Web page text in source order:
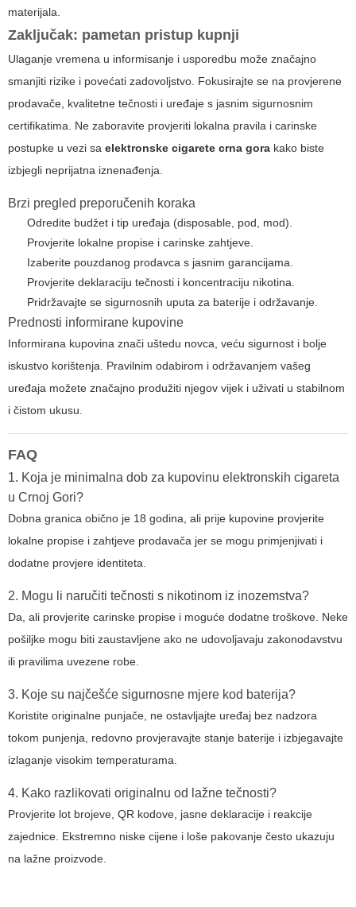
materijala.
Zaključak: pametan pristup kupnji
Ulaganje vremena u informisanje i usporedbu može značajno
smanjiti rizike i povećati zadovoljstvo. Fokusirajte se na provjerene
prodavače, kvalitetne tečnosti i uređaje s jasnim sigurnosnim
certifikatima. Ne zaboravite provjeriti lokalna pravila i carinske
postupke u vezi sa elektronske cigarete crna gora kako biste
izbjegli neprijatna iznenađenja.
Brzi pregled preporučenih koraka
Odredite budžet i tip uređaja (disposable, pod, mod).
Provjerite lokalne propise i carinske zahtjeve.
Izaberite pouzdanog prodavca s jasnim garancijama.
Provjerite deklaraciju tečnosti i koncentraciju nikotina.
Pridržavajte se sigurnosnih uputa za baterije i održavanje.
Prednosti informirane kupovine
Informirana kupovina znači uštedu novca, veću sigurnost i bolje
iskustvo korištenja. Pravilnim odabirom i održavanjem vašeg
uređaja možete značajno produžiti njegov vijek i uživati u stabilnom
i čistom ukusu.
FAQ
1. Koja je minimalna dob za kupovinu elektronskih cigareta
u Crnoj Gori?
Dobna granica obično je 18 godina, ali prije kupovine provjerite
lokalne propise i zahtjeve prodavača jer se mogu primjenjivati i
dodatne provjere identiteta.
2. Mogu li naručiti tečnosti s nikotinom iz inozemstva?
Da, ali provjerite carinske propise i moguće dodatne troškove. Neke
pošiljke mogu biti zaustavljene ako ne udovoljavaju zakonodavstvu
ili pravilima uvezene robe.
3. Koje su najčešće sigurnosne mjere kod baterija?
Koristite originalne punjače, ne ostavljajte uređaj bez nadzora
tokom punjenja, redovno provjeravajte stanje baterije i izbjegavajte
izlaganje visokim temperaturama.
4. Kako razlikovati originalnu od lažne tečnosti?
Provjerite lot brojeve, QR kodove, jasne deklaracije i reakcije
zajednice. Ekstremno niske cijene i loše pakovanje često ukazuju
na lažne proizvode.